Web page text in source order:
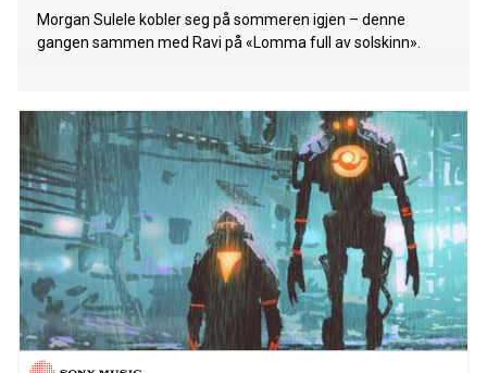
Morgan Sulele kobler seg på sommeren igjen – denne
gangen sammen med Ravi på «Lomma full av solskinn».